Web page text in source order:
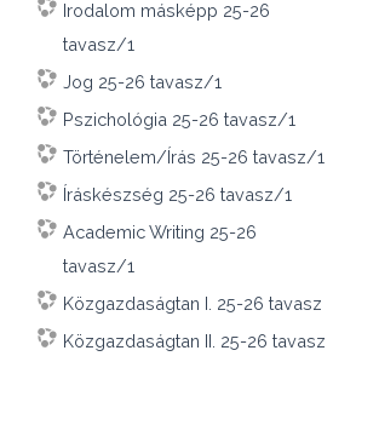
Irodalom másképp 25-26
tavasz/1
Jog 25-26 tavasz/1
Pszichológia 25-26 tavasz/1
Történelem/Írás 25-26 tavasz/1
Íráskészség 25-26 tavasz/1
Academic Writing 25-26
tavasz/1
Közgazdaságtan I. 25-26 tavasz
Közgazdaságtan II. 25-26 tavasz